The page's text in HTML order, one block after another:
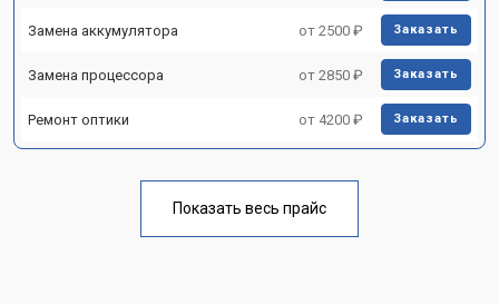
Замена аккумулятора от 2500 ₽ Заказать
Замена процессора от 2850 ₽ Заказать
Ремонт оптики от 4200 ₽ Заказать
Показать весь прайс